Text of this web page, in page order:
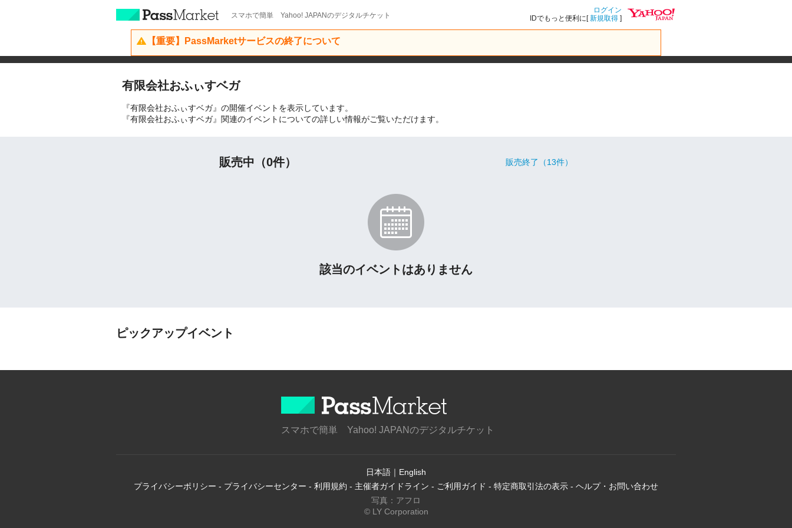
スマホで簡単 Yahoo! JAPANのデジタルチケット
ログイン
IDでもっと便利に[新規取得 ]
【重要】PassMarketサービスの終了について
有限会社おふぃすベガ
『有限会社おふぃすベガ』の開催イベントを表示しています。
『有限会社おふぃすベガ』関連のイベントについての詳しい情報がご覧いただけます。
販売中（0件） 販売終了（13件）
該当のイベントはありません
ピックアップイベント
スマホで簡単 Yahoo! JAPANのデジタルチケット
日本語 ｜ English
プライバシーポリシー - プライバシーセンター - 利用規約 - 主催者ガイドライン - ご利用ガイド - 特定商取引法の表示 - ヘルプ・お問い合わせ
写真：アフロ
© LY Corporation